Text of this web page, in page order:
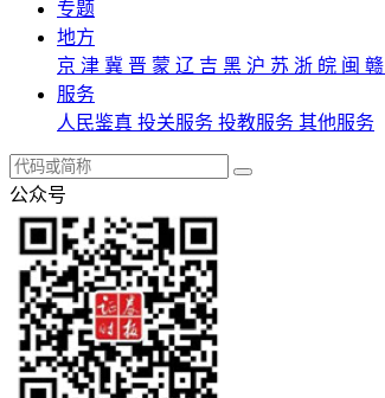
专题
地方
京 津 冀 晋 蒙 辽 吉 黑 沪 苏 浙 皖 闽 赣
服务
人民鉴真 投关服务 投教服务 其他服务
公众号